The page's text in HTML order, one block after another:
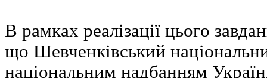
В рамках реалізації цього
що Шевченківський
національним надбанням